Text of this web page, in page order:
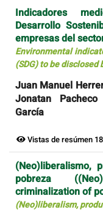
Indicadores
Desarrollo
empresas del
Environmental
(SDG) to be
Juan Manuel
Jonatan
García
Vistas de resúmen
(Neo)liberalismo,
pobreza
criminalization of
(Neo)liberalism,